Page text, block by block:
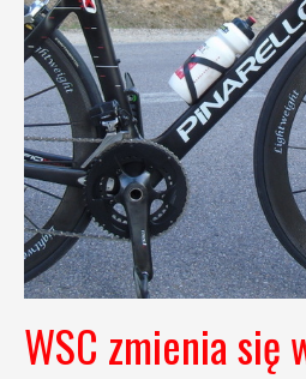
WSC zmienia się